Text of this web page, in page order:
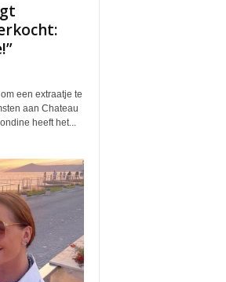
een extraatje te
aan Chateau
heeft het...